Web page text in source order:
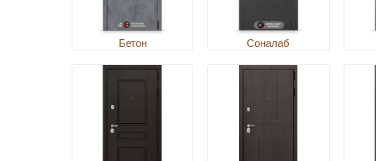
Бетон Соналаб